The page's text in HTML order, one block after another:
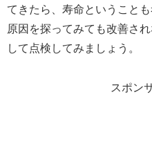
てきたら、寿命ということも
原因を探ってみても改善さ
して点検してみましょう。
スポン